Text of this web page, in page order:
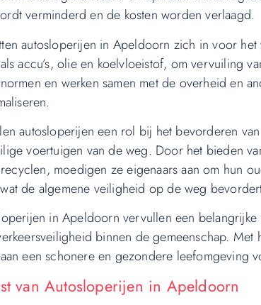
verminderd en de kosten worden verlaagd.
autosloperijen in Apeldoorn zich in voor
accu’s, olie en koelvloeistof, om vervuiling
en werken samen met de overheid en
autosloperijen een rol bij het bevorderen
voertuigen van de weg. Door het bieden
recyclen, moedigen ze eigenaars aan om hun
de algemene veiligheid op de weg
in Apeldoorn vervullen een
binnen de gemeenschap.
een schonere en gezondere leefomgeving
van Autosloperijen in Apeldoorn